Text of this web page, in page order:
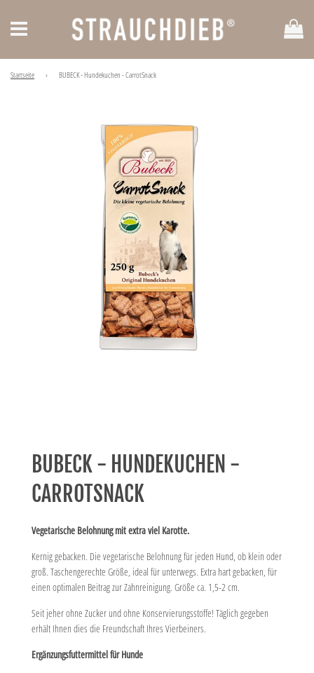
Startseite › BUBECK - Hundekuchen - CarrotSnack
BUBECK - HUNDEKUCHEN -
CARROTSNACK
Vegetarische Belohnung mit extra viel Karotte.
Kernig gebacken. Die vegetarische Belohnung für jeden Hund, ob klein oder
groß. Taschengerechte Größe, ideal für unterwegs. Extra hart gebacken, für
einen optimalen Beitrag zur Zahnreinigung. Größe ca. 1,5-2 cm.
Seit jeher ohne Zucker und ohne Konservierungsstoffe! Täglich gegeben
erhält Ihnen dies die Freundschaft Ihres Vierbeiners.
Ergänzungsfuttermittel für Hunde